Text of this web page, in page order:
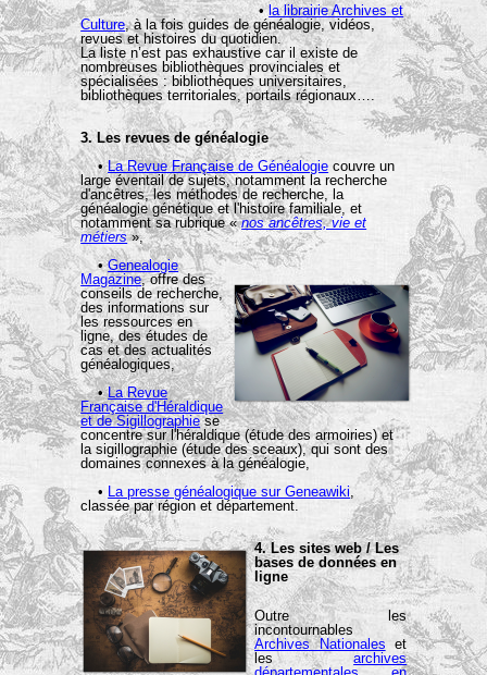
•la librairie Archives et
Culture, à la fois guides de généalogie, vidéos,
revues et histoires du quotidien.
La liste n’est pas exhaustive car il existe de
nombreuses bibliothèques provinciales et
spécialisées : bibliothèques universitaires,
bibliothèques territoriales, portails régionaux….
3. Les revues de généalogie
•La Revue Française de Généalogie couvre un
large éventail de sujets, notamment la recherche
d'ancêtres, les méthodes de recherche, la
généalogie génétique et l'histoire familiale, et
notamment sa rubrique «nos ancêtres, vie et
métiers»,
•Genealogie
Magazine, offre des
conseils de recherche,
des informations sur
les ressources en
ligne, des études de
cas et des actualités
généalogiques,
•La Revue
Française d'Héraldique
et de Sigillographiese
concentre sur l'héraldique (étude des armoiries) et
la sigillographie (étude des sceaux), qui sont des
domaines connexes à la généalogie,
• La presse généalogique sur Geneawiki,
classée par région et département.
4. Les sites web / Les
bases de données en
ligne
Outre les
incontournables
Archives Nationales et
lesarchives